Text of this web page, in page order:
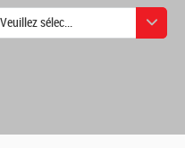
Veuillez sélectionner une ou des valeurs